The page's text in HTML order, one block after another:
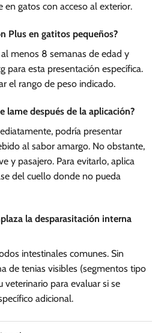
en gatos con acceso al exterior.
Plus en gatitos pequeños?
menos 8 semanas de edad y
para esta presentación específica.
el rango de peso indicado.
lame después de la aplicación?
podría presentar
al sabor amargo. No obstante,
y pasajero. Para evitarlo, aplica
del cuello donde no pueda
la desparasitación interna
intestinales comunes. Sin
de tenias visibles (segmentos tipo
veterinario para evaluar si se
adicional.